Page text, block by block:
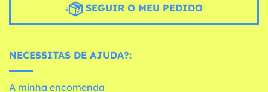
SEGUIR O MEU PEDIDO
NECESSITAS DE AJUDA?:
A minha encomenda